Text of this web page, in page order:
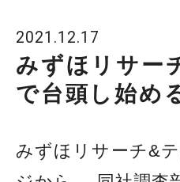
2021.12.17
みずほリサー
で台頭し始め
みずほリサーチ&